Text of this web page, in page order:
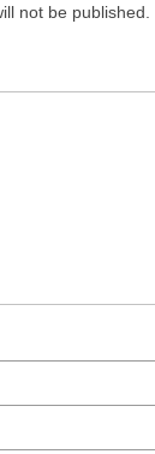
not be published.